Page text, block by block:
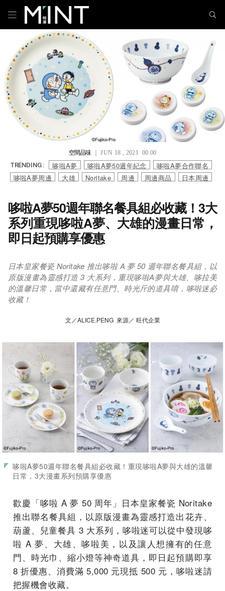
空間品味｜ JUN 18 , 2021 00:00
TRENDING : 哆啦A夢 哆啦A夢50週年紀念
哆啦A夢合作聯名
哆啦A夢周邊
大雄 Noritake 周邊 周邊商品 日本周邊
哆啦A夢50週年聯名餐具組必收藏！3大
系列重現哆啦A夢、大雄的漫畫日常，
即日起預購享優惠
日本皇家餐瓷 Noritake 推出哆啦 A 夢 50 週年聯名餐具組，以
原版漫畫為靈感打造 3 大系列，重現哆啦A夢與大雄、哆拉美
的溫馨日常，當中還藏有任意門、時光斤的道具唷，哆啦迷必
收藏！
文／ALICE.PENG 來源／ 旺代企業
哆啦A夢50週年聯名餐具組必收藏！重現哆啦A夢與大雄的溫馨
日常，3大漫畫系列預購享優惠
歡慶「哆啦 A 夢 50 周年」日本皇家餐瓷 Noritake
推出聯名餐具組，以原版漫畫為靈感打造出花卉、
葫蘆、兒童餐具 3 大系列，哆啦迷可以從中發現哆
啦 A 夢、大雄、哆啦美，以及讓人想擁有的任意
門、時光巾、縮小燈等神奇道具，即日起預購即享
8 折優惠、消費滿 5,000 元現抵 500 元，哆啦迷請
把握機會收藏。